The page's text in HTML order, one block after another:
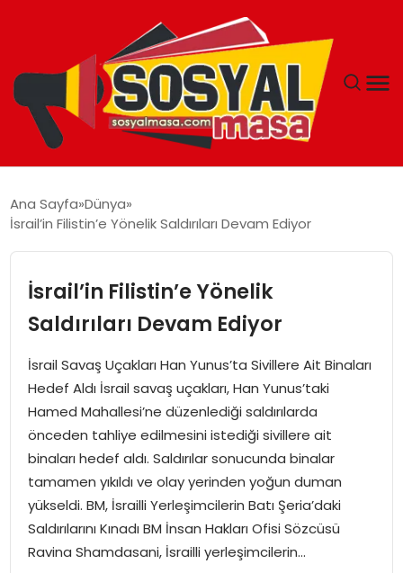
GÜNCEL
TEKNOLOJI
MAGAZIN
Ana Sayfa Dünya
İsrail’in Filistin’e Yönelik Saldırıları Devam Ediyor
İsrail’in Filistin’e Yönelik
Saldırıları Devam Ediyor
İsrail Savaş Uçakları Han Yunus’ta Sivillere Ait Binaları
Hedef Aldı İsrail savaş uçakları, Han Yunus’taki
Hamed Mahallesi’ne düzenlediği saldırılarda
önceden tahliye edilmesini istediği sivillere ait
binaları hedef aldı. Saldırılar sonucunda binalar
tamamen yıkıldı ve olay yerinden yoğun duman
yükseldi. BM, İsrailli Yerleşimcilerin Batı Şeria’daki
Saldırılarını Kınadı BM İnsan Hakları Ofisi Sözcüsü
Ravina Shamdasani, İsrailli yerleşimcilerin…